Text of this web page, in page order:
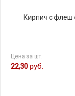
Кирпич с флеш
Цена за шт.
22,30 руб.